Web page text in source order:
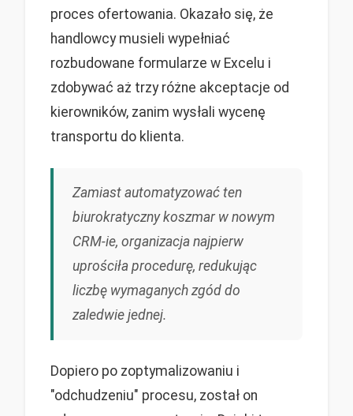
proces ofertowania. Okazało się, że
handlowcy musieli wypełniać
rozbudowane formularze w Excelu i
zdobywać aż trzy różne akceptacje od
kierowników, zanim wysłali wycenę
transportu do klienta.
Zamiast automatyzować ten
biurokratyczny koszmar w nowym
CRM-ie, organizacja najpierw
uprościła procedurę, redukując
liczbę wymaganych zgód do
zaledwie jednej.
Dopiero po zoptymalizowaniu i
"odchudzeniu" procesu, został on